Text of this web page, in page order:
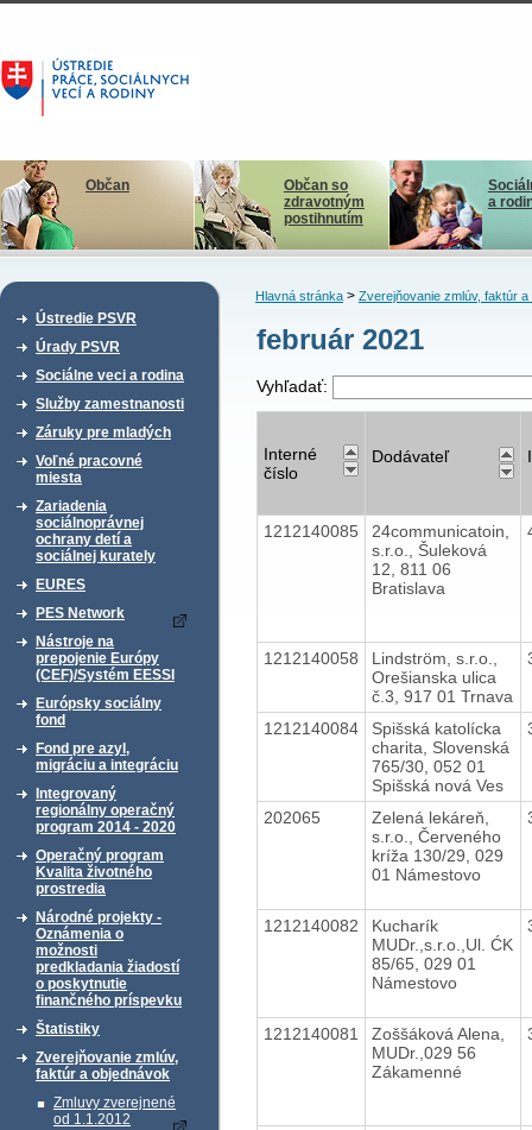
Občan
Občan so
zdravotným
postihnutím
a
Ústredie PSVR
Úrady PSVR
Sociálne veci a rodina
Služby zamestnanosti
Záruky pre mladých
Voľné pracovné
miesta
Zariadenia
sociálnoprávnej
ochrany detí a
sociálnej kurately
EURES
PES Network
Nástroje na
prepojenie Európy
(CEF)/Systém EESSI
Európsky sociálny
fond
Fond pre azyl,
migráciu a integráciu
Integrovaný
regionálny operačný
program 2014 - 2020
Operačný program
Kvalita životného
prostredia
Národné projekty -
Oznámenia o
možnosti
predkladania žiadostí
o poskytnutie
finančného príspevku
Štatistiky
Zverejňovanie zmlúv,
faktúr a objednávok
Zmluvy zverejnené
od 1.1.2012
Hlavná stránka> Zverejňovanie zmlúv, faktúr a
február 2021
Vyhľadať:
Interné
číslo
Dodávateľ
1212140085
24communicatoin,
s.r.o., Šuleková
12, 811 06
Bratislava
1212140058
Lindström, s.r.o.,
Orešianska ulica
č.3, 917 01 Trnava
1212140084
Spišská katolícka
charita, Slovenská
765/30, 052 01
Spišská nová Ves
202065
Zelená lekáreň,
s.r.o., Červeného
kríža 130/29, 029
01 Námestovo
1212140082
Kucharík
MUDr.,s.r.o.,Ul. ĆK
85/65, 029 01
Námestovo
1212140081
Zoššáková Alena,
MUDr.,029 56
Zákamenné